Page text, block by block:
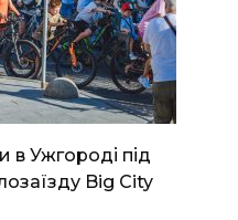
в Ужгороді під
Big Сity